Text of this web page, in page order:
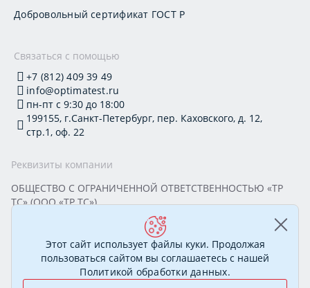
Добровольный сертификат ГОСТ Р
Связаться с помощью
+7 (812) 409 39 49
info@optimatest.ru
пн-пт с 9:30 до 18:00
199155, г.Санкт-Петербург, пер. Каховского, д. 12,
стр.1, оф. 22
Реквизиты компании
ОБЩЕСТВО С ОГРАНИЧЕННОЙ ОТВЕТСТВЕННОСТЬЮ «ТР
ТС» (ООО «ТР ТС»)
Юридический адрес: 199155, г. Санкт-Петербург, пер.
Каховского, д. 12, стр. 1, помещение 22-Н
ИНН 7813295032 КПП 780101001 ОГРН 1177847388894
ОКПО 20395319 Генеральный директор: Соколова Алёна
Этот сайт использует файлы куки. Продолжая
пользоваться сайтом вы соглашаетесь с нашей
Политикой обработки данных.